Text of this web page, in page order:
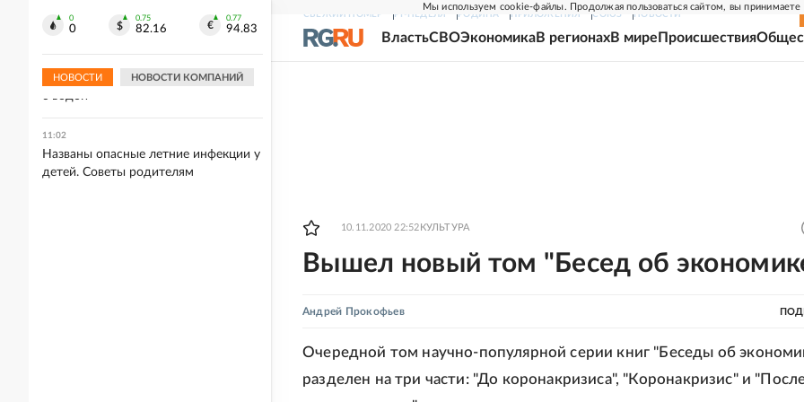
Мы используем cookie-файлы. Продолжая пользоваться сайтом, вы принимаете
СВЕЖИЙ НОМЕР РГ-НЕДЕЛЯ РОДИНА ПРИЛОЖЕНИЯ СОЮЗ НОВОСТИ
ВластьСВОЭкономикаВ регионахВ мире Происшествия
10.11.2020 22:52 КУЛЬТУРА
Вышел новый том "Бесед об
Андрей Прокофьев
Очередной том научно-популярной серии книг "Беседы об
разделен на три части: "До коронакризиса", "Коронакризис" и
0
0
0.75
82.16
0.77
94.83
НОВОСТИ НОВОСТИ КОМПАНИЙ
отключения продолжаются перебои
с водой
11:02
Названы опасные летние инфекции у
детей. Советы родителям